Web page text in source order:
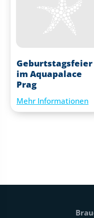
Geburtstagsfeier
im Aquapalace
Prag
Mehr Informationen
Fußtext der